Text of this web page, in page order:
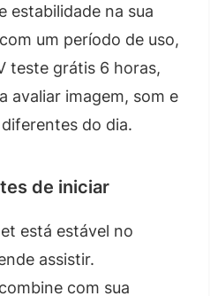
estabilidade na sua
um período de uso,
teste grátis 6 horas,
avaliar imagem, som e
do dia.
de iniciar
está estável no
assistir.
com sua